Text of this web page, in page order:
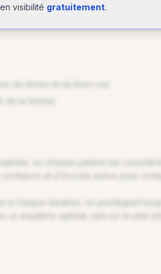
visibilité gratuitement.
où chaque patient est considéré
et d'écoute active pour
chaque situation, en privilégiant
équilibre optimal, tant sur le plan